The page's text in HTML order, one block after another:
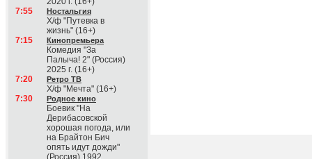
7:55
Ностальгия
Х/ф "Путевка в
жизнь" (16+)
7:15
Кинопремьера
Комедия "За
Палыча! 2" (Россия)
2025 г. (16+)
7:20
Ретро ТВ
Х/ф "Мечта" (16+)
7:30
Родное кино
Боевик "На
Дерибасовской
хорошая погода, или
на Брайтон Бич
опять идут дожди"
(Россия) 1992